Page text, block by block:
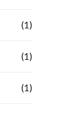
(1)
(1)
(1)